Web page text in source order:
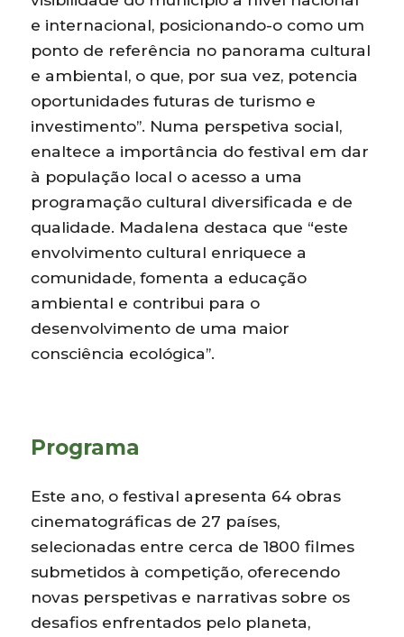
e internacional, posicionando-o como um
ponto de referência no panorama cultural
e ambiental, o que, por sua vez, potencia
oportunidades futuras de turismo e
investimento”. Numa perspetiva social,
enaltece a importância do festival em dar
à população local o acesso a uma
programação cultural diversificada e de
qualidade. Madalena destaca que “este
envolvimento cultural enriquece a
comunidade, fomenta a educação
ambiental e contribui para o
desenvolvimento de uma maior
consciência ecológica”.
Programa
Este ano, o festival apresenta 64 obras
cinematográficas de 27 países,
selecionadas entre cerca de 1800 filmes
submetidos à competição, oferecendo
novas perspetivas e narrativas sobre os
desafios enfrentados pelo planeta,